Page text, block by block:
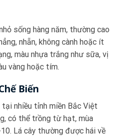
sống hàng năm, thường cao
nhẵn, không cành hoặc ít
màu nhựa trắng như sữa, vị
vàng hoặc tím.
Biến
tại nhiều tỉnh miền Bắc Việt
có thể trồng từ hạt, mùa
Lá cây thường được hái về